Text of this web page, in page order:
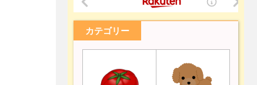
カテゴリー